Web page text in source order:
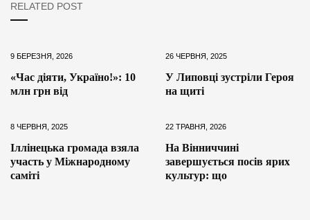
RELATED POST
9 БЕРЕЗНЯ, 2026
«Час діяти, Україно!»: 10
млн грн від
26 ЧЕРВНЯ, 2025
У Липовці зустріли Героя
на щиті
8 ЧЕРВНЯ, 2025
Іллінецька громада взяла
участь у Міжнародному
саміті
22 ТРАВНЯ, 2026
На Вінниччині
завершується посів ярих
культур: що